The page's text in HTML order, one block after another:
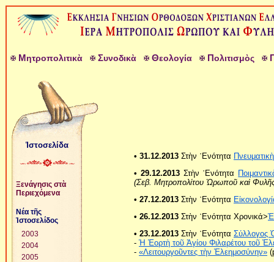
Μητροπολιτικὰ Συνοδικὰ Θεολογία Πολιτισμὸς
Ἱστοσελίδα
Ξενάγησις στὰ
Περιεχόμενα
Νέα τῆς
Ἱστοσελίδος
2003
2004
2005
• 31.12.2013 Στὴν ῾Ενότητα
• 29.12.2013Στὴν ῾Ενότητα
(Σεβ. Μητροπολίτου Ὠρωποῦ καὶ
• 27.12.2013 Στὴν ῾Ενότητα
• 26.12.2013 Στὴν ῾Ενότητα Χρονικά>
• 23.12.2013 Στὴν ῾Ενότητα Σύλλογος
- Ἡ Ἑορτὴ τοῦ Ἁγίου Φιλαρέτου τοῦ
- «Λειτουργοῦντες τὴν Ἐλεημοσύνην»